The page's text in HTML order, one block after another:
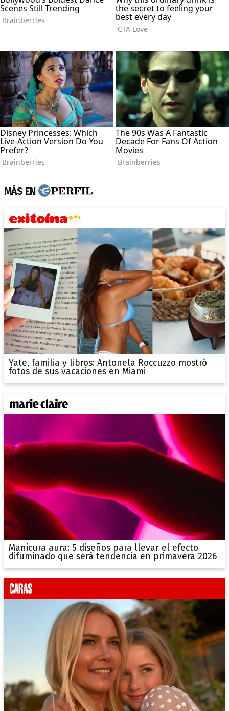
MÁS EN
Yate, familia y libros: Antonela Roccuzzo mostró
fotos de sus vacaciones en Miami
Manicura aura: 5 diseños para llevar el efecto
difuminado que será tendencia en primavera 2026